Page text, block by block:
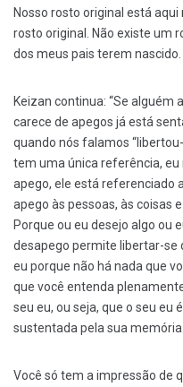
Nosso rosto original está
rosto original. Não existe um
dos meus pais terem nascido.
Keizan continua: “Se alguém
carece de apegos já está
quando nós falamos
tem uma única referência,
apego, ele está referenciado
apego às pessoas, às coisas
Porque ou eu desejo algo ou
desapego permite libertar-se
eu porque não há nada que
que você entenda
seu eu, ou seja, que o seu eu
sustentada pela sua memória.
Você só tem a impressão de